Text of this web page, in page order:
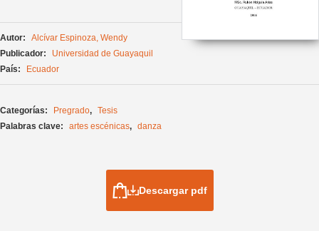
Autor:
Alcívar Espinoza, Wendy
Publicador:
Universidad de Guayaquil
País:
Ecuador
Categorías: Pregrado,
Tesis
Palabras clave:
artes escénicas, danza
Descargar pdf